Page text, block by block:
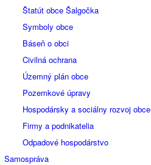
Štatút obce Šalgočka
Symboly obce
Báseň o obci
Civilná ochrana
Územný plán obce
Pozemkové úpravy
Hospodársky a sociálny rozvoj obce
Firmy a podnikatelia
Odpadové hospodárstvo
Samospráva